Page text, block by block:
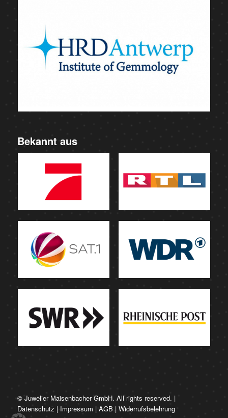
Bekannt aus
© Juwelier Maisenbacher GmbH. All rights reserved. |
Datenschutz | Impressum | AGB | Widerrufsbelehrung